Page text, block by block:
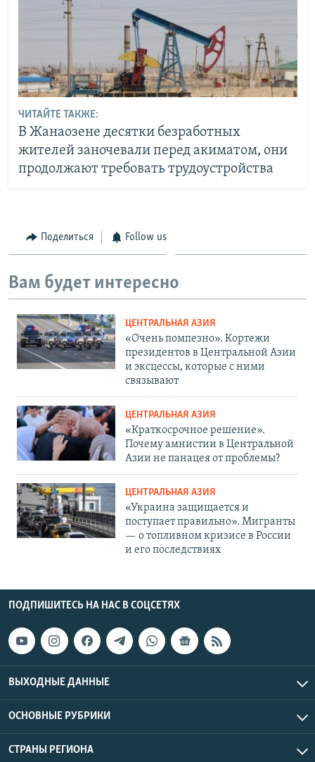
ЧИТАЙТЕ ТАКЖЕ:
В Жанаозене десятки безработных
жителей заночевали перед акиматом, они
продолжают требовать трудоустройства
Поделиться Follow us
Вам будет интересно
ЦЕНТРАЛЬНАЯ АЗИЯ
«Очень помпезно». Кортежи
президентов в Центральной Азии
и эксцессы, которые с ними
связывают
ЦЕНТРАЛЬНАЯ АЗИЯ
«Краткосрочное решение».
Почему амнистии в Центральной
Азии не панацея от проблемы?
ЦЕНТРАЛЬНАЯ АЗИЯ
«Украина защищается и
поступает правильно». Мигранты
— о топливном кризисе в России
и его последствиях
ПОДПИШИТЕСЬ НА НАС В СОЦСЕТЯХ
ВЫХОДНЫЕ ДАННЫЕ
ОСНОВНЫЕ РУБРИКИ
СТРАНЫ РЕГИОНА